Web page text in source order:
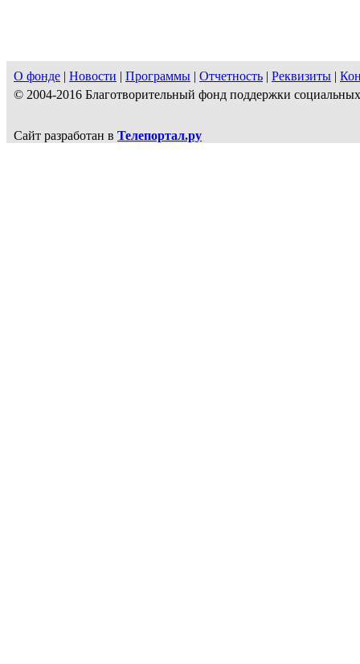
О фонде | Новости | Программы | Отчетность | Реквизиты |
© 2004-2016 Благотворительный фонд поддержки
Сайт разработан в Телепортал.ру